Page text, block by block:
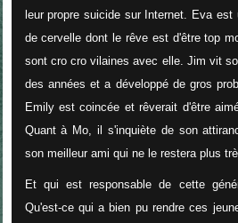
leur propre suicide sur Internet. Eva
de cervelle dont le rêve est d'être top
sont cro cro vilaines avec elle. Jim vit
des années et a développé de gros
Emily est coincée et rêverait d'être
Quant à Mo, il s'inquiète de son
son meilleur ami qui ne le restera plus
Et qui est responsable de cette
Qu'est-ce qui a bien pu rendre ces